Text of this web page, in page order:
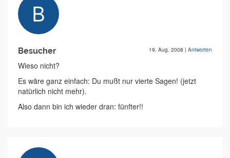
Besucher 19. Aug. 2008 | Antworten
Wieso nicht?
Es wäre ganz einfach: Du mußt nur vierte Sagen! (jetzt
natürlich nicht mehr).
Also dann bin ich wieder dran: fünfter!!